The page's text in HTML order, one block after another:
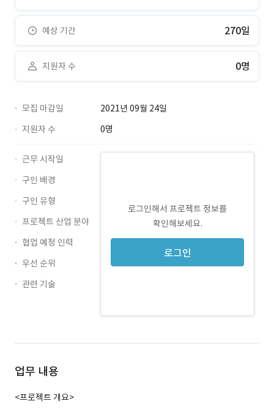
예상 기간 270일
지원자 수 0명
모집 마감일
2021년 09월 24일
지원자 수
0명
로그인해서 프로젝트 정보를
확인해보세요.
로그인
근무 시작일
구인 배경
구인 유형
프로젝트 산업 분야
협업 예정 인력
우선 순위
관련 기술
업무 내용
<프로젝트 개요>